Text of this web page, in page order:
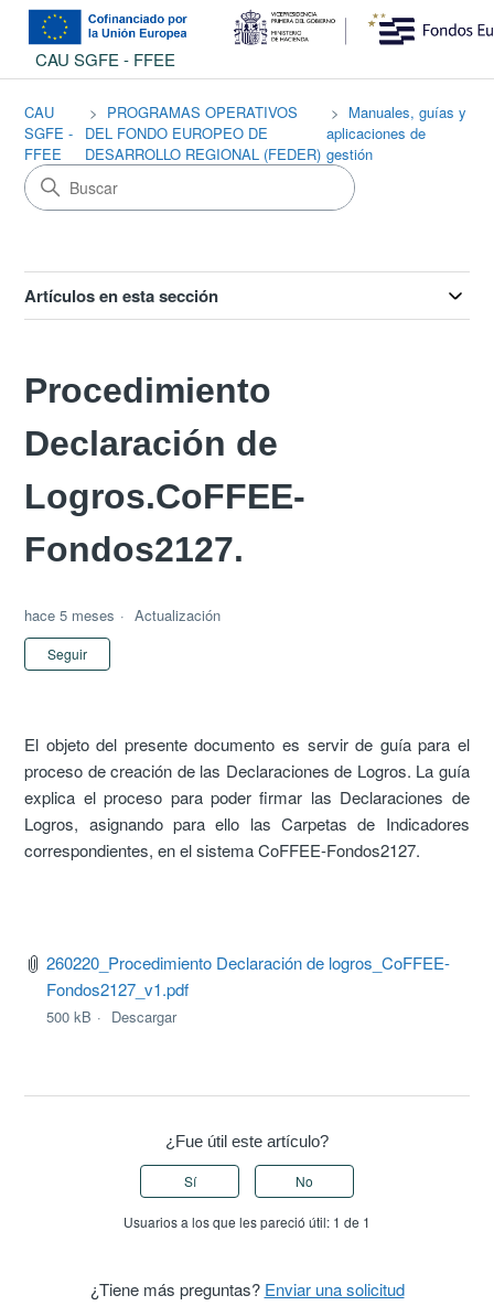
CAU SGFE - FFEE
CAU
SGFE -
FFEE
PROGRAMAS OPERATIVOS
DEL FONDO EUROPEO DE
DESARROLLO REGIONAL (FEDER)
Manuales, guías y
aplicaciones de
gestión
Artículos en esta sección
Procedimiento
Declaración de
Logros.CoFFEE-
Fondos2127.
hace 5 meses Actualización
Seguir
El objeto del presente documento es servir de guía para el
proceso de creación de las Declaraciones de Logros. La guía
explica el proceso para poder firmar las Declaraciones de
Logros, asignando para ello las Carpetas de Indicadores
correspondientes, en el sistema CoFFEE-Fondos2127.
260220_Procedimiento Declaración de logros_CoFFEE-
Fondos2127_v1.pdf
500 kB Descargar
¿Fue útil este artículo?
Sí No
Usuarios a los que les pareció útil: 1 de 1
¿Tiene más preguntas? Enviar una solicitud